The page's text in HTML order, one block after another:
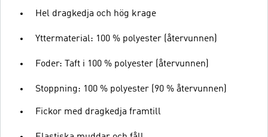
Hel dragkedja och hög krage
Yttermaterial: 100 % polyester (återvunnen)
Foder: Taft i 100 % polyester (återvunnen)
Stoppning: 100 % polyester (90 % återvunnen)
Fickor med dragkedja framtill